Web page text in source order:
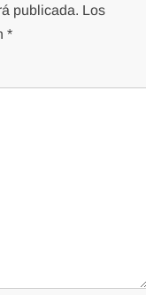
publicada. Los
*